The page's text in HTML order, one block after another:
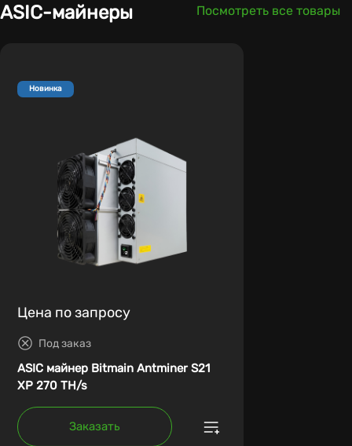
ASIC-майнеры Посмотреть все товары
Новинка
Цена по запросу
Под заказ
ASIC майнер Bitmain Antminer S21
XP 270 TH/s
Заказать